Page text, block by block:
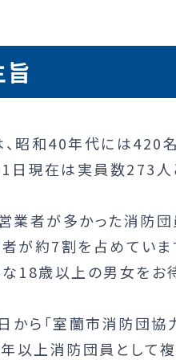
昭和40年代には420
日現在は実員数273人
業者が多かった消防
が約7割を占めていま
18歳以上の男女をお
ら「室蘭市消防団協
以上消防団員として